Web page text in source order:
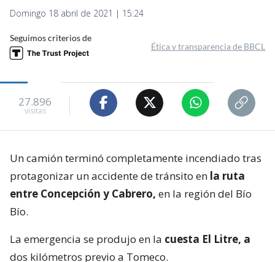
Domingo 18 abril de 2021 | 15:24
Seguimos criterios de
Ética y transparencia de BBCL
27.896
visitas
Un camión terminó completamente incendiado tras
protagonizar un accidente de tránsito en la ruta
entre Concepción y Cabrero, en la región del Bío
Bío.
La emergencia se produjo en la cuesta El Litre, a
dos kilómetros previo a Tomeco.